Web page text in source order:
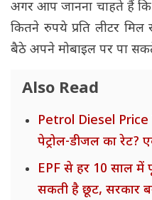
अगर आप जानना चाहते हैं
कितने रुपये प्रति लीटर
बैठे अपने मोबाइल पर पा
Also Read
Petrol Diesel
पेट्रोल-डीजल का रेट?
EPF से हर 10 साल में
सकती है छूट, सरकार